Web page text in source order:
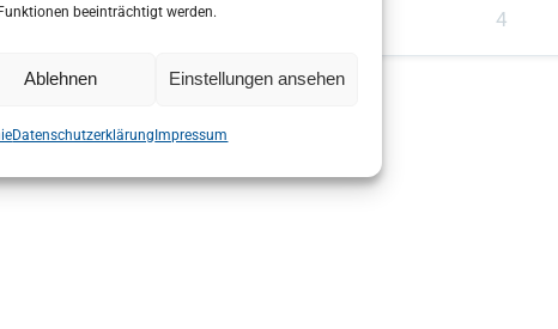
beeinträchtigt werden.
Ablehnen Einstellungen ansehen
DatenschutzerklärungImpressum
1 4